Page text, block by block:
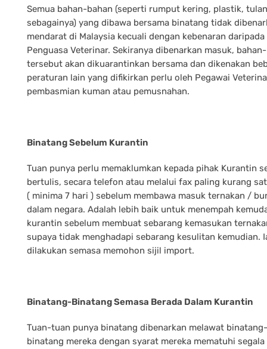
Semua bahan-bahan (seperti rumput kering, plastik,
sebagainya) yang dibawa bersama binatang tidak
mendarat di Malaysia kecuali dengan kebenaran daripada
Penguasa Veterinar. Sekiranya dibenarkan masuk,
tersebut akan dikuarantinkan bersama dan dikenakan
peraturan lain yang difikirkan perlu oleh Pegawai
pembasmian kuman atau pemusnahan.
Binatang Sebelum Kurantin
Tuan punya perlu memaklumkan kepada pihak Kurantin
bertulis, secara telefon atau melalui fax paling kurang
( minima 7 hari ) sebelum membawa masuk ternakan /
dalam negara. Adalah lebih baik untuk menempah
kurantin sebelum membuat sebarang kemasukan
supaya tidak menghadapi sebarang kesulitan kemudian.
dilakukan semasa memohon sijil import.
Binatang-Binatang Semasa Berada Dalam Kurantin
Tuan-tuan punya binatang dibenarkan melawat binatang-
binatang mereka dengan syarat mereka mematuhi segala